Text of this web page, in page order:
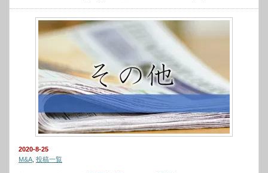
2020-8-25
M&A 投稿一覧